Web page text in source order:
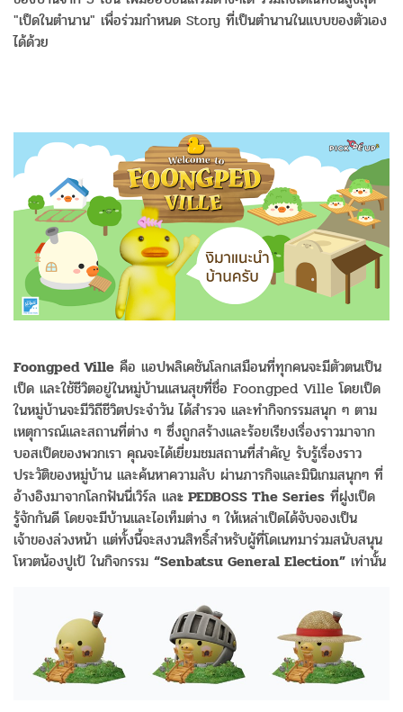
"เป็ดในตำนาน" เพื่อร่วมกำหนด Story ที่เป็นตำนานในแบบของตัวเอง
ได้ด้วย
Foongped Ville คือ แอปพลิเคชันโลกเสมือนที่ทุกคนจะมีตัวตนเป็น
เป็ด และใช้ชีวิตอยู่ในหมู่บ้านแสนสุขที่ชื่อ Foongped Ville โดยเป็ด
ในหมู่บ้านจะมีวิถีชีวิตประจำวัน ได้สำรวจ และทำกิจกรรมสนุก ๆ ตาม
เหตุการณ์และสถานที่ต่าง ๆ ซึ่งถูกสร้างและร้อยเรียงเรื่องราวมาจาก
บอสเป็ดของพวกเรา คุณจะได้เยี่ยมชมสถานที่สำคัญ รับรู้เรื่องราว
ประวัติของหมู่บ้าน และค้นหาความลับ ผ่านภารกิจและมินิเกมสนุกๆ ที่
อ้างอิงมาจากโลกฟันนี่เวิร์ล และ PEDBOSS The Series ที่ฝูงเป็ด
รู้จักกันดี โดยจะมีบ้านและไอเท็มต่าง ๆ ให้เหล่าเป็ดได้จับจองเป็น
เจ้าของล่วงหน้า แต่ทั้งนี้จะสงวนสิทธิ์สำหรับผู้ที่โดเนทมาร่วมสนับสนุน
โหวตน้องปูเป้ ในกิจกรรม “Senbatsu General Election” เท่านั้น